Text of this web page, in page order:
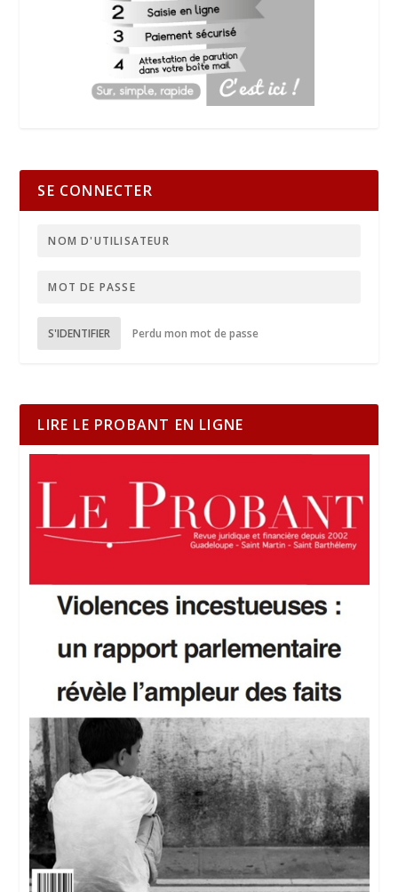
SE CONNECTER
S'IDENTIFIER Perdu mon mot de passe
LIRE LE PROBANT EN LIGNE